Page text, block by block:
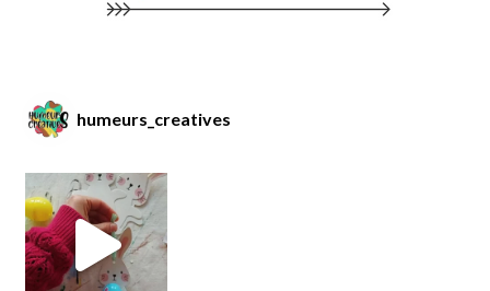
humeurs_creatives